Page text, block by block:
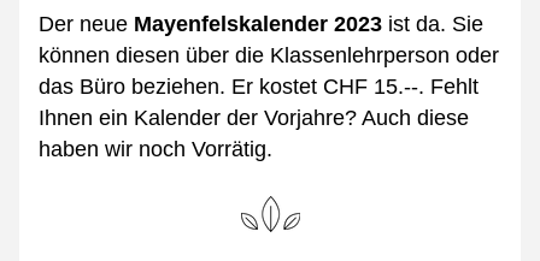
Der neue Mayenfelskalender 2023 ist da. Sie
können diesen über die Klassenlehrperson oder
das Büro beziehen. Er kostet CHF 15.--. Fehlt
Ihnen ein Kalender der Vorjahre? Auch diese
haben wir noch Vorrätig.